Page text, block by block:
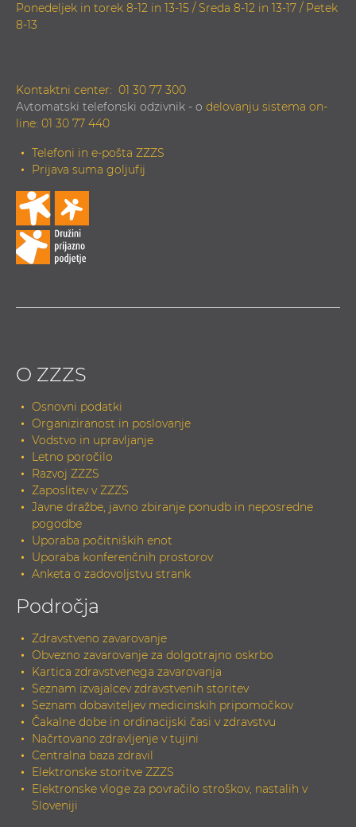
Ponedeljek in torek 8-12 in 13-15 / Sreda 8-12 in 13-17 / Petek
8-13
Kontaktni center: 01 30 77 300
Avtomatski telefonski odzivnik - o delovanju sistema on-
line: 01 30 77 440
Telefoni in e-pošta ZZZS
Prijava suma goljufij
O ZZZS
Osnovni podatki
Organiziranost in poslovanje
Vodstvo in upravljanje
Letno poročilo
Razvoj ZZZS
Zaposlitev v ZZZS
Javne dražbe, javno zbiranje ponudb in neposredne
pogodbe
Uporaba počitniških enot
Uporaba konferenčnih prostorov
Anketa o zadovoljstvu strank
Področja
Zdravstveno zavarovanje
Obvezno zavarovanje za dolgotrajno oskrbo
Kartica zdravstvenega zavarovanja
Seznam izvajalcev zdravstvenih storitev
Seznam dobaviteljev medicinskih pripomočkov
Čakalne dobe in ordinacijski časi v zdravstvu
Načrtovano zdravljenje v tujini
Centralna baza zdravil
Elektronske storitve ZZZS
Elektronske vloge za povračilo stroškov, nastalih v
Sloveniji